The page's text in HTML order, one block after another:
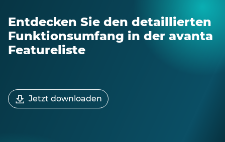
Entdecken Sie den detaillierten
Funktionsumfang in der avanta
Featureliste
Jetzt downloaden